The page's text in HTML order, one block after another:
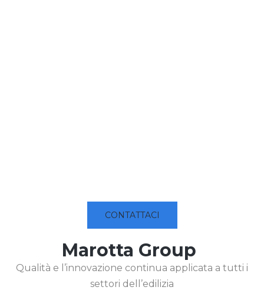
CONTATTACI
Marotta Group
Qualità e l’innovazione continua applicata a tutti i
settori dell’edilizia